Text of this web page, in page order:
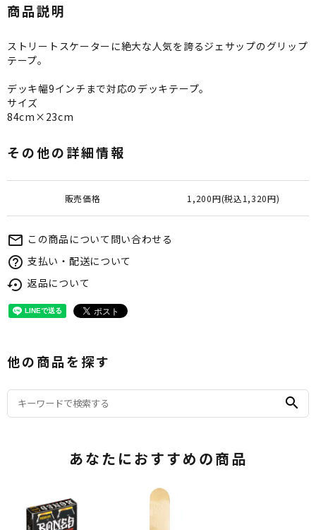
商品説明
ストリートスケーターに絶大な人気を誇るジェサップのグリップ
テープ。
デッキ幅9インチまで対応のデッキテープ。
サイズ
84cm×23cm
その他の詳細情報
販売価格 1,200円(税込1,320円)
mail_outline この商品について問い合わせる
help_outline 支払い・配送について
settings_backup_restore 返品について
他の商品を探す
search
あなたにおすすめの商品